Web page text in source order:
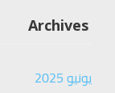
Archives
يونيو 2025